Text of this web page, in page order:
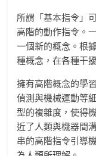
所謂「基本指令」
高階的動作指令。
一個新的概念。根
種概念，在各種干
擁有高階概念的學
偵測與機械運動等
型的複雜度，使得
近了人類與機器間
串的高階指令引導